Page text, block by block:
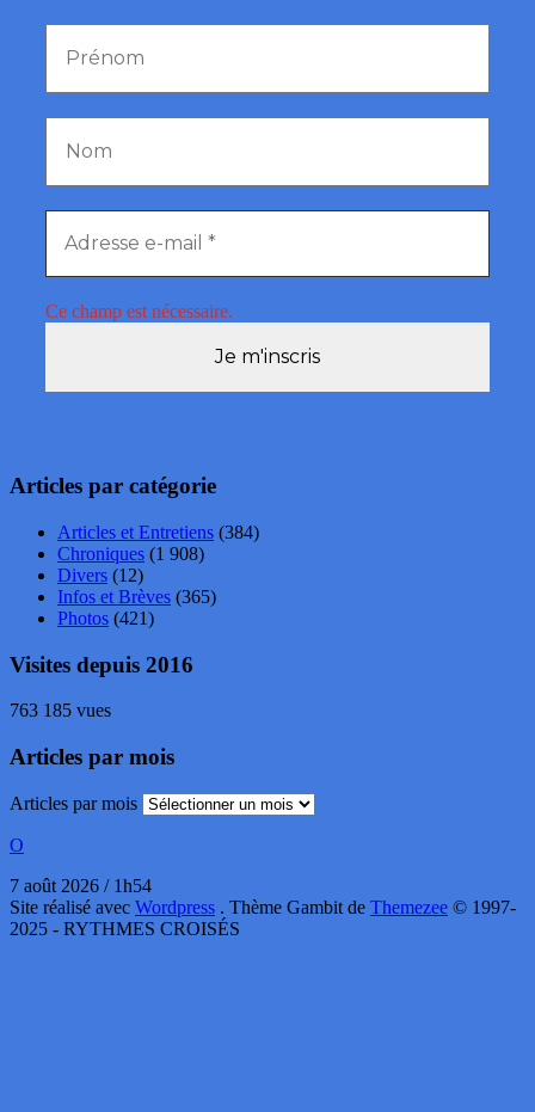
Ce champ est nécessaire.
Articles par catégorie
Articles et Entretiens (384)
Chroniques (1 908)
Divers (12)
Infos et Brèves (365)
Photos (421)
Visites depuis 2016
763 185 vues
Articles par mois
Articles par mois
O
7 août 2026 / 1h54
Site réalisé avec Wordpress . Thème Gambit de Themezee © 1997-
2025 - RYTHMES CROISÉS